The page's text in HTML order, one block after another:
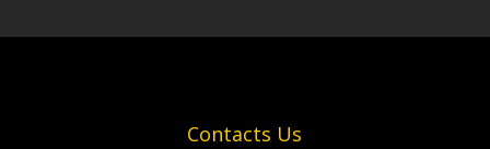
Contacts Us